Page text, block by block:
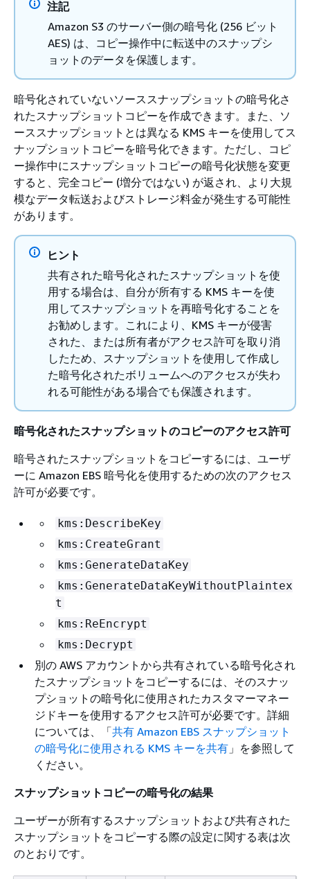
注記
Amazon S3 のサーバー側の暗号化 (256 ビット
AES) は、コピー操作中に転送中のスナップシ
ョットのデータを保護します。
暗号化されていないソーススナップショットの暗号化さ
れたスナップショットコピーを作成できます。また、ソ
ーススナップショットとは異なる KMS キーを使用してス
ナップショットコピーを暗号化できます。ただし、コピ
ー操作中にスナップショットコピーの暗号化状態を変更
すると、完全コピー (増分ではない) が返され、より大規
模なデータ転送およびストレージ料金が発生する可能性
があります。
ヒント
共有された暗号化されたスナップショットを使
用する場合は、自分が所有する KMS キーを使
用してスナップショットを再暗号化することを
お勧めします。これにより、KMS キーが侵害
された、または所有者がアクセス許可を取り消
したため、スナップショットを使用して作成し
た暗号化されたボリュームへのアクセスが失わ
れる可能性がある場合でも保護されます。
暗号化されたスナップショットのコピーのアクセス許可
暗号されたスナップショットをコピーするには、ユーザ
ーに Amazon EBS 暗号化を使用するための次のアクセス
許可が必要です。
kms:DescribeKey
kms:CreateGrant
kms:GenerateDataKey
kms:GenerateDataKeyWithoutPlaintex
t
kms:ReEncrypt
kms:Decrypt
別の AWS アカウントから共有されている暗号化され
たスナップショットをコピーするには、そのスナッ
プショットの暗号化に使用されたカスタマーマネー
ジドキーを使用するアクセス許可が必要です。詳細
については、「共有 Amazon EBS スナップショット
の暗号化に使用される KMS キーを共有 」を参照して
ください。
スナップショットコピーの暗号化の結果
ユーザーが所有するスナップショットおよび共有された
スナップショットをコピーする際の設定に関する表は次
のとおりです。